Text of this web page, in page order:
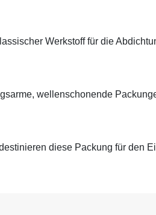
Werkstoff für die
wellenschonende
diese Packung für den